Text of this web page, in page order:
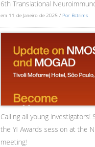
6th Translational
em 11 de Janeiro de 2025 / Por Bctrims
Calling all young
the YI Awards session at the
meeting!